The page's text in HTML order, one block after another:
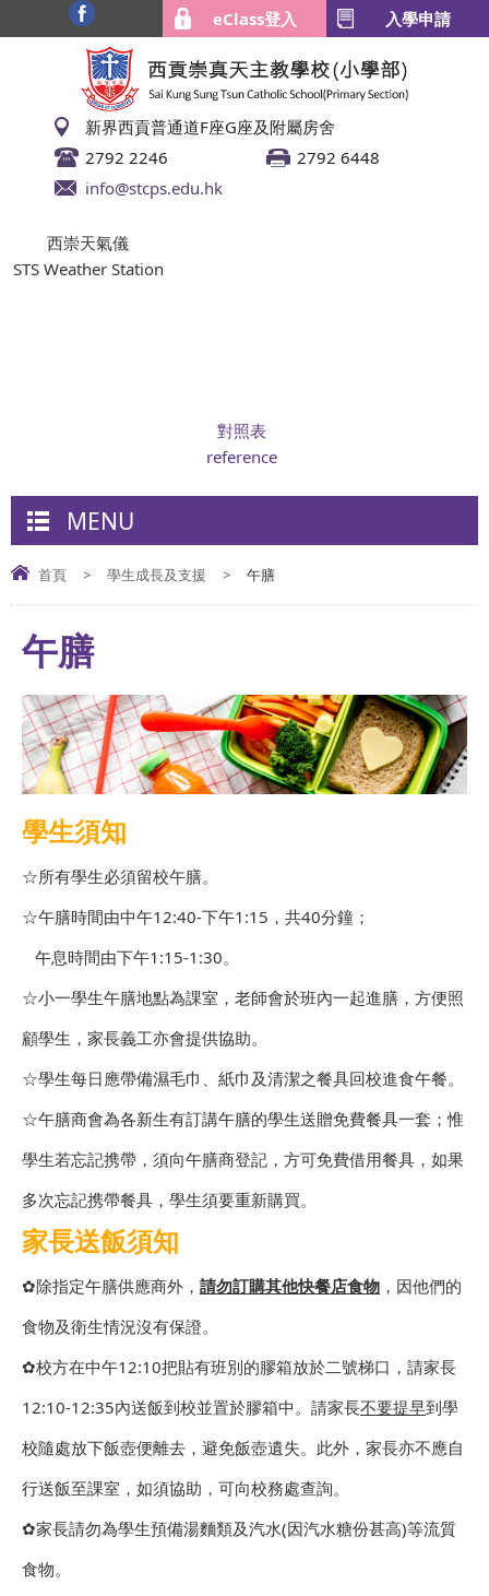
eClass登入 入學申請
新界西貢普通道F座G座及附屬房舍
2792 2246
2792 6448
info@stcps.edu.hk
西崇天氣儀
STS Weather Station
對照表
reference
MENU
首頁 > 學生成長及支援 > 午膳
午膳
學生須知
☆所有學生必須留校午膳。
☆午膳時間由中午12:40-下午1:15，共40分鐘；
午息時間由下午1:15-1:30。
☆小一學生午膳地點為課室，老師會於班內一起進膳，方便照
顧學生，家長義工亦會提供協助。
☆學生每日應帶備濕毛巾、紙巾及清潔之餐具回校進食午餐。
☆午膳商會為各新生有訂講午膳的學生送贈免費餐具一套；惟
學生若忘記携帶，須向午膳商登記，方可免費借用餐具，如果
多次忘記携帶餐具，學生須要重新購買。
家長送飯須知
✿除指定午膳供應商外， 請勿訂購其他快餐店食物 ，因他們的
食物及衛生情況沒有保證。
✿校方在中午12:10把貼有班別的膠箱放於二號梯口，請家長
12:10-12:35內送飯到校並置於膠箱中。請家長不要提早到學
校隨處放下飯壺便離去，避免飯壺遺失。此外，家長亦不應自
行送飯至課室，如須協助，可向校務處查詢。
✿家長請勿為學生預備湯麵類及汽水(因汽水糖份甚高)等流質
食物。